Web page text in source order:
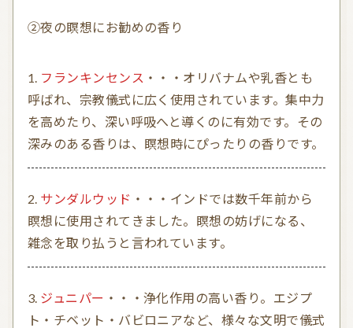
②夜の瞑想にお勧めの香り
フランキンセンス ・・・オリバナムや乳香とも
呼ばれ、宗教儀式に広く使用されています。集中力
を高めたり、深い呼吸へと導くのに有効です。その
深みのある香りは、瞑想時にぴったりの香りです。
サンダルウッド ・・・インドでは数千年前から
瞑想に使用されてきました。瞑想の妨げになる、
雑念を取り払うと言われています。
ジュニパー ・・・浄化作用の高い香り。エジプ
ト・チベット・バビロニアなど、様々な文明で儀式